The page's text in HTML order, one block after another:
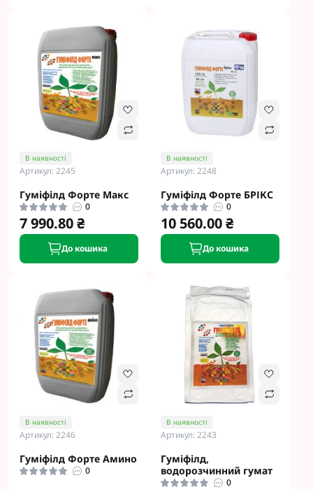
В наявності
Артикул: 2245
Гуміфілд Форте Макс
0
7 990.80 ₴
До кошика
В наявності
Артикул: 2248
Гуміфілд Форте БРІКС
0
10 560.00 ₴
До кошика
В наявності
Артикул: 2246
Гуміфілд Форте Амино
0
В наявності
Артикул: 2243
Гуміфілд,
водорозчинний гумат
0